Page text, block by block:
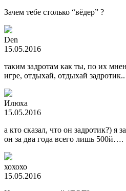
Зачем тебе столько “вёдер” ?
Den
15.05.2016
таким задротам как ты, по их
игре, отдыхай, отдыхай задротик..
Илюха
15.05.2016
а кто сказал, что он задротик?) я
он за два года всего лишь 500й….
хохохо
15.05.2016